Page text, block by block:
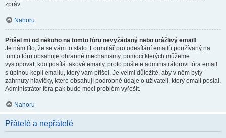
zpráv.
Nahoru
Přišel mi od někoho na tomto fóru nevyžádaný nebo urážlivý email!
Je nám líto, že se vám to stalo. Formulář pro odesílání emailů používaný na
tomto fóru obsahuje obranné mechanismy, pomocí kterých můžeme
vystopovat, kdo posílá takové emaily, proto pošlete administrátorovi fóra email
s úplnou kopií emailu, který vám přišel. Je velmi důležité, aby v něm byly
zahrnuty hlavičky, které obsahují podrobné údaje o uživateli, který email poslal.
Administrátor fóra pak bude moci problém vyřešit.
Nahoru
Přátelé a nepřátelé